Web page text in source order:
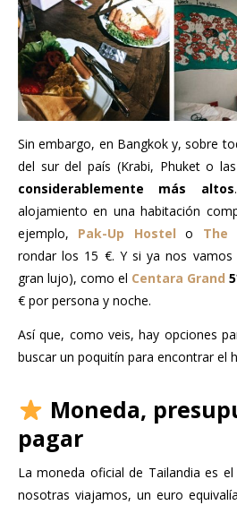
Sin embargo, en Bangkok y, sobre
del sur del país (Krabi, Phuket o
considerablemente más altos
alojamiento en una habitación
ejemplo, Pak-Up Hostel o The
rondar los 15 €. Y si ya nos
gran lujo), como el Centara Grand
€ por persona y noche.
Así que, como veis, hay opciones
buscar un poquitín para encontrar el
Moneda,
pagar
La moneda oficial de Tailandia es el
nosotras viajamos, un euro